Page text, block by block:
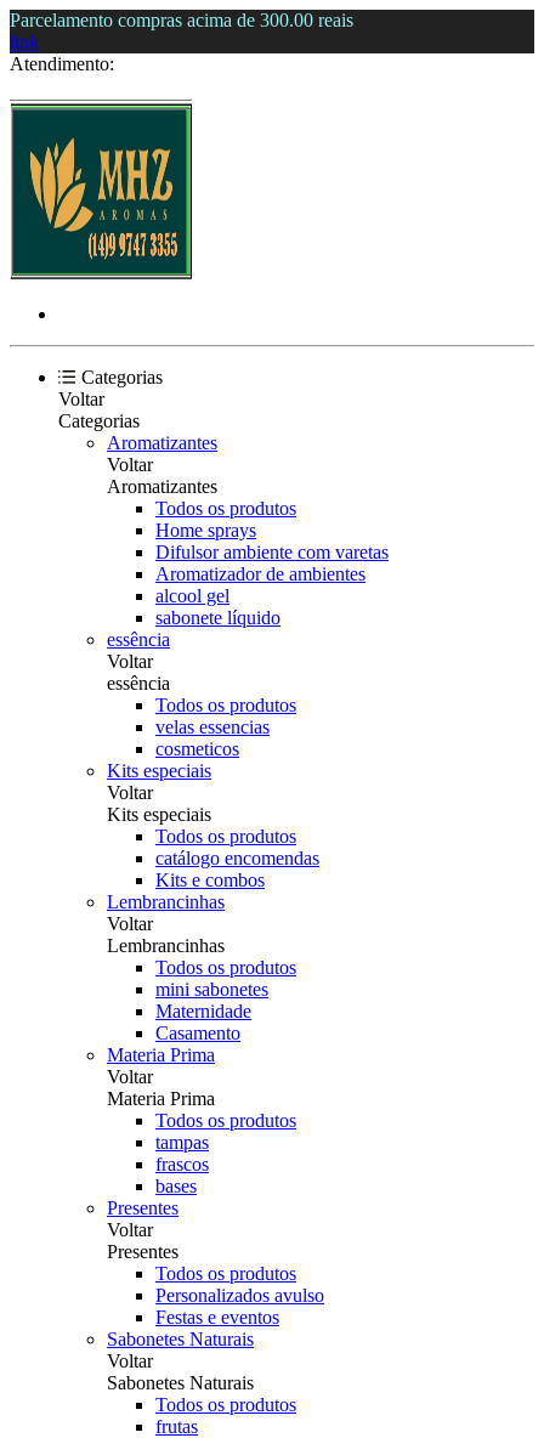
Parcelamento compras acima de 300.00 reais
link
Atendimento:
Categorias
Voltar
Categorias
Aromatizantes
Voltar
Aromatizantes
Todos os produtos
Home sprays
Difulsor ambiente com varetas
Aromatizador de ambientes
alcool gel
sabonete líquido
essência
Voltar
essência
Todos os produtos
velas essencias
cosmeticos
Kits especiais
Voltar
Kits especiais
Todos os produtos
catálogo encomendas
Kits e combos
Lembrancinhas
Voltar
Lembrancinhas
Todos os produtos
mini sabonetes
Maternidade
Casamento
Materia Prima
Voltar
Materia Prima
Todos os produtos
tampas
frascos
bases
Presentes
Voltar
Presentes
Todos os produtos
Personalizados avulso
Festas e eventos
Sabonetes Naturais
Voltar
Sabonetes Naturais
Todos os produtos
frutas